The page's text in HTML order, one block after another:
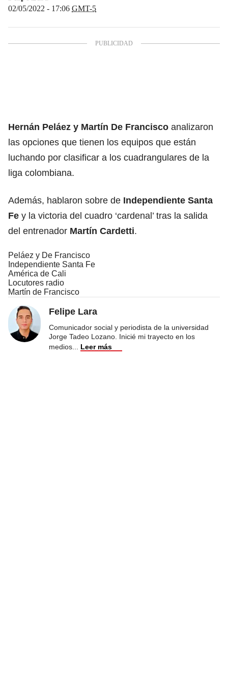
02/05/2022 - 17:06 GMT-5
Hernán Peláez y Martín De Francisco analizaron
las opciones que tienen los equipos que están
luchando por clasificar a los cuadrangulares de la
liga colombiana.
Además, hablaron sobre de Independiente Santa
Fe y la victoria del cuadro ‘cardenal’ tras la salida
del entrenador Martín Cardetti.
Peláez y De Francisco
Independiente Santa Fe
América de Cali
Locutores radio
Martín de Francisco
Felipe Lara
Comunicador social y periodista de la universidad
Jorge Tadeo Lozano. Inicié mi trayecto en los
medios
Leer más